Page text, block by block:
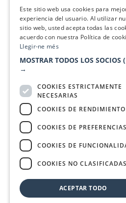
Comunicaciones
Anuncia’t
Quiero recibir la
Con el apoyo de
Este sitio web usa cookies para
experiencia del usuario. Al utilizar
sitio web, usted acepta todas las
acuerdo con nuestra Política de
Llegir-ne més
MOSTRAR TODOS LOS SOCIOS
→
COOKIES ESTRICTAMENTE
NECESARIAS
COOKIES DE RENDIMIENTO
COOKIES DE PREFERENCIAS
COOKIES DE
COOKIES NO CLASIFICADAS
ACEPTAR TODO